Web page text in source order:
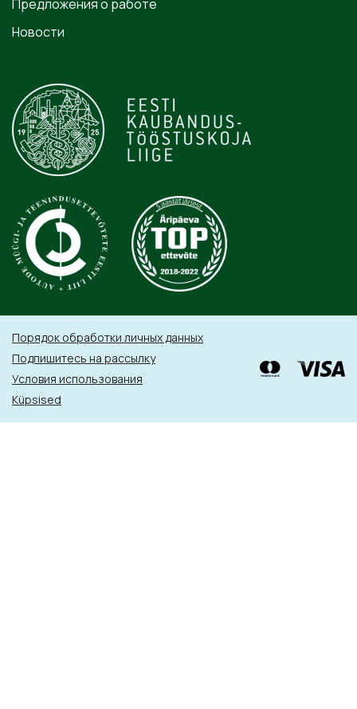
Предложения о работе
Новости
Порядок обработки личных данных
Подпишитесь на рассылку
Условия использования
Küpsised